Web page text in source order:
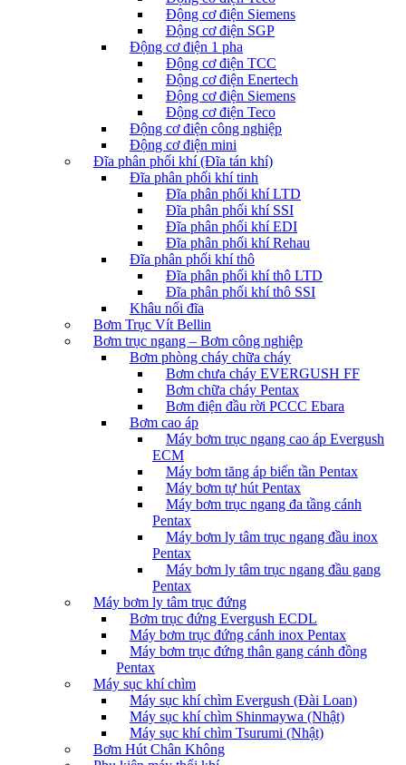
Động cơ điện Siemens
Động cơ điện SGP
Động cơ điện 1 pha
Động cơ điện TCC
Động cơ điện Enertech
Động cơ điện Siemens
Động cơ điện Teco
Động cơ điện công nghiệp
Động cơ điện mini
Đĩa phân phối khí (Đĩa tán khí)
Đĩa phân phối khí tinh
Đĩa phân phối khí LTD
Đĩa phân phối khí SSI
Đĩa phân phối khí EDI
Đĩa phân phối khí Rehau
Đĩa phân phối khí thô
Đĩa phân phối khí thô LTD
Đĩa phân phối khí thô SSI
Khâu nối đĩa
Bơm Trục Vít Bellin
Bơm trục ngang – Bơm công nghiệp
Bơm phòng cháy chữa cháy
Bơm chưa cháy EVERGUSH FF
Bơm chữa cháy Pentax
Bơm điện đầu rời PCCC Ebara
Bơm cao áp
Máy bơm trục ngang cao áp Evergush
ECM
Máy bơm tăng áp biến tần Pentax
Máy bơm tự hút Pentax
Máy bơm trục ngang đa tầng cánh
Pentax
Máy bơm ly tâm trục ngang đầu inox
Pentax
Máy bơm ly tâm trục ngang đầu gang
Pentax
Máy bơm ly tâm trục đứng
Bơm trục đứng Evergush ECDL
Máy bơm trục đứng cánh inox Pentax
Máy bơm trục đứng thân gang cánh đồng
Pentax
Máy sục khí chìm
Máy sục khí chìm Evergush (Đài Loan)
Máy sục khí chìm Shinmaywa (Nhật)
Máy sục khí chìm Tsurumi (Nhật)
Bơm Hút Chân Không